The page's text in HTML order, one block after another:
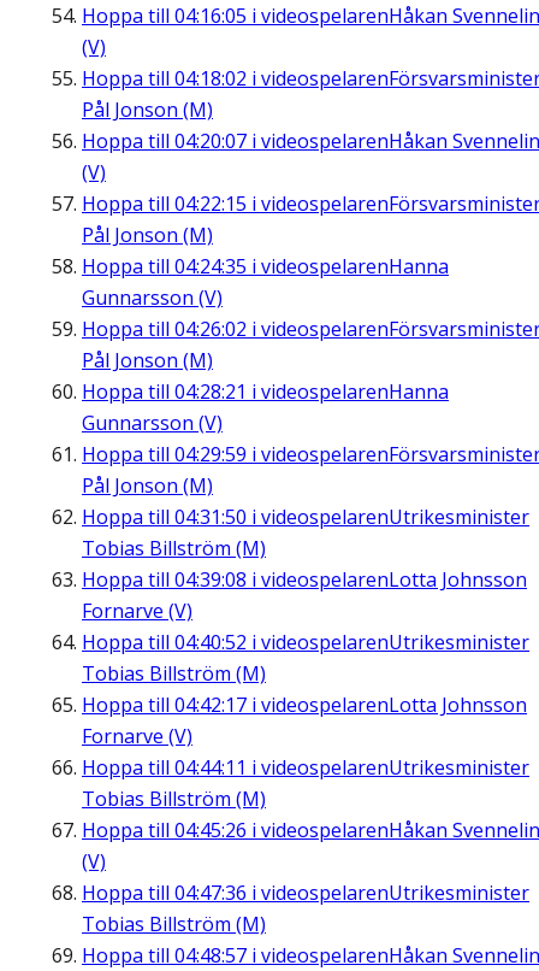
Hoppa till 04:16:05 i videospelarenHåkan
(V)
Hoppa till 04:18:02 i videospelaren
Pål Jonson (M)
Hoppa till 04:20:07 i videospelarenHåkan
(V)
Hoppa till 04:22:15 i videospelaren
Pål Jonson (M)
Hoppa till 04:24:35 i videospelarenHanna
Gunnarsson (V)
Hoppa till 04:26:02 i videospelaren
Pål Jonson (M)
Hoppa till 04:28:21 i videospelarenHanna
Gunnarsson (V)
Hoppa till 04:29:59 i videospelaren
Pål Jonson (M)
Hoppa till 04:31:50 i videospelarenUtrikesminister
Tobias Billström (M)
Hoppa till 04:39:08 i videospelarenLotta Johnsson
Fornarve (V)
Hoppa till 04:40:52 i videospelarenUtrikesminister
Tobias Billström (M)
Hoppa till 04:42:17 i videospelarenLotta Johnsson
Fornarve (V)
Hoppa till 04:44:11 i videospelarenUtrikesminister
Tobias Billström (M)
Hoppa till 04:45:26 i videospelarenHåkan
(V)
Hoppa till 04:47:36 i videospelarenUtrikesminister
Tobias Billström (M)
Hoppa till 04:48:57 i videospelarenHåkan